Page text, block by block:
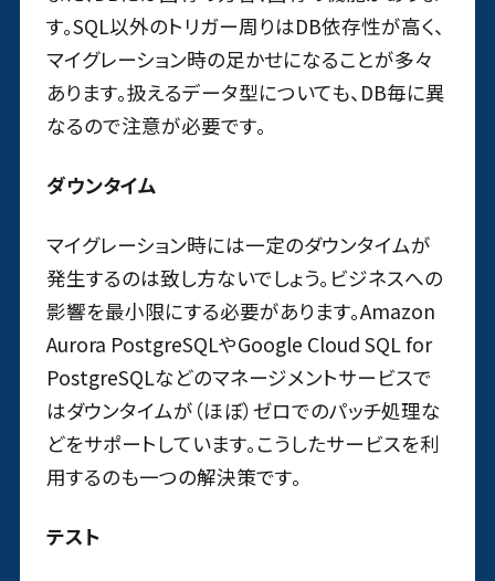
す。SQL以外のトリガー周りはDB依存性が高く、
マイグレーション時の足かせになることが多々
あります。扱えるデータ型についても、DB毎に異
なるので注意が必要です。
ダウンタイム
マイグレーション時には一定のダウンタイムが
発生するのは致し方ないでしょう。ビジネスへの
影響を最小限にする必要があります。Amazon
Aurora PostgreSQLやGoogle Cloud SQL for
PostgreSQLなどのマネージメントサービスで
はダウンタイムが（ほぼ）ゼロでのパッチ処理な
どをサポートしています。こうしたサービスを利
用するのも一つの解決策です。
テスト